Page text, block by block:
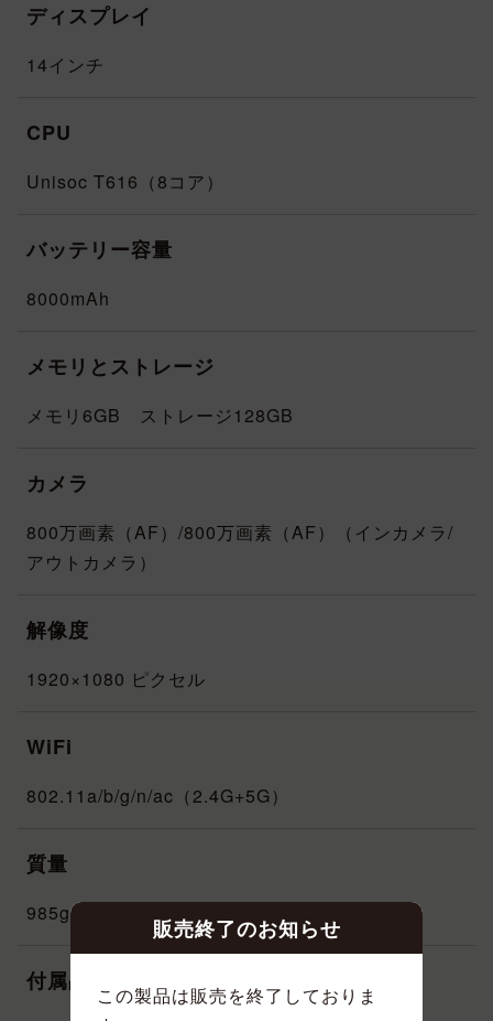
ディスプレイ
14インチ
CPU
Unisoc T616（8コア）
バッテリー容量
8000mAh
メモリとストレージ
メモリ6GB ストレージ128GB
カメラ
800万画素（AF）/800万画素（AF）（インカメラ/
アウトカメラ）
解像度
1920×1080 ピクセル
WiFi
802.11a/b/g/n/ac（2.4G+5G）
質量
985g（バックポートカバー含まず）
付属品
販売終了のお知らせ
この製品は販売を終了しておりま